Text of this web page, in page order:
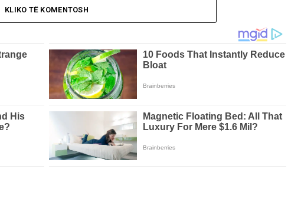
KLIKO TË KOMENTOSH